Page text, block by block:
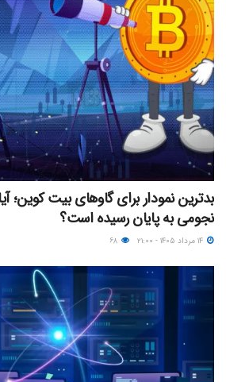
بدترین نمودار برای گاوهای بیت کوین؛
نجومی به پایان رسیده است؟